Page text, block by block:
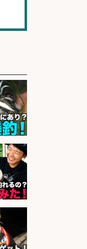
り
クス
店
魚
候
クス